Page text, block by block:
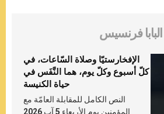
البابا فرنسيس
الإفخارستيّا وصلاة السّاعات، في
كلّ أسبوع وكلّ يوم، هما النَّفَس في
حياة الكنيسة
النص الكامل للمقابلة العامّة مع
المؤمنين يوم الأربعاء 5 آب 2026